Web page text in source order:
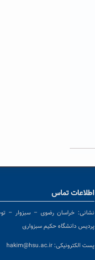
اطلاعات تماس
نشانی: خراسان رضوی – سبزوار –
پردیس دانشگاه حکیم سبزواری
پست الکترونیکی: hakim@hsu.ac.ir